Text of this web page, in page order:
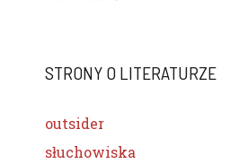
STRONY O LITERATURZE
outsider
słuchowiska